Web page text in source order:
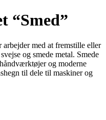
“Smed”
med at fremstille eller
og smede metal. Smede
og moderne
til dele til maskiner og